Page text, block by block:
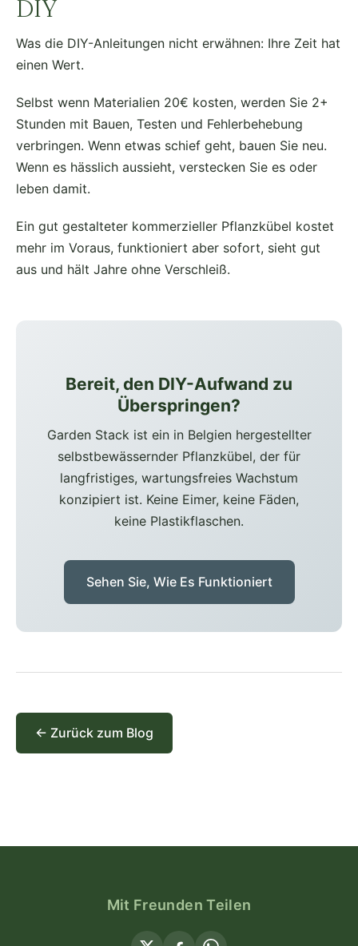
DIY
Was die DIY-Anleitungen nicht erwähnen: Ihre Zeit hat
einen Wert.
Selbst wenn Materialien 20€ kosten, werden Sie 2+
Stunden mit Bauen, Testen und Fehlerbehebung
verbringen. Wenn etwas schief geht, bauen Sie neu.
Wenn es hässlich aussieht, verstecken Sie es oder
leben damit.
Ein gut gestalteter kommerzieller Pflanzkübel kostet
mehr im Voraus, funktioniert aber sofort, sieht gut
aus und hält Jahre ohne Verschleiß.
Bereit, den DIY-Aufwand zu
Überspringen?
Garden Stack ist ein in Belgien hergestellter
selbstbewässernder Pflanzkübel, der für
langfristiges, wartungsfreies Wachstum
konzipiert ist. Keine Eimer, keine Fäden,
keine Plastikflaschen.
Sehen Sie, Wie Es Funktioniert
← Zurück zum Blog
Mit Freunden Teilen